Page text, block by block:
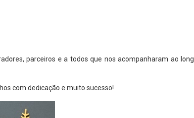
parceiros e a todos que nos acompanharam ao
com dedicação e muito sucesso!